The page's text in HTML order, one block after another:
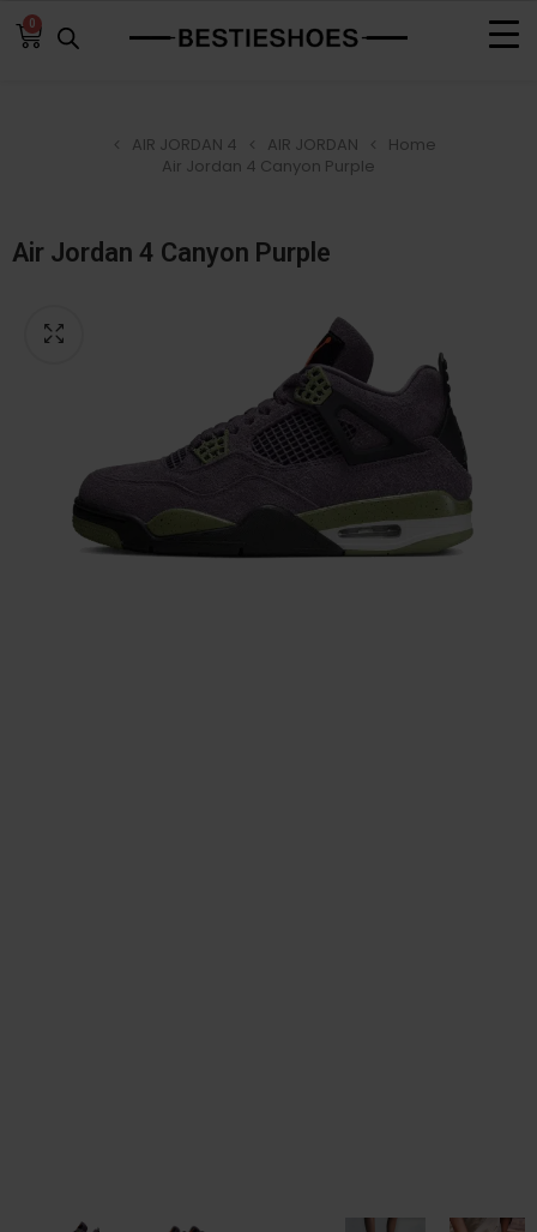
0
Home
AIR JORDAN
AIR JORDAN 4
Air Jordan 4 Canyon Purple
Air Jordan 4 Canyon Purple